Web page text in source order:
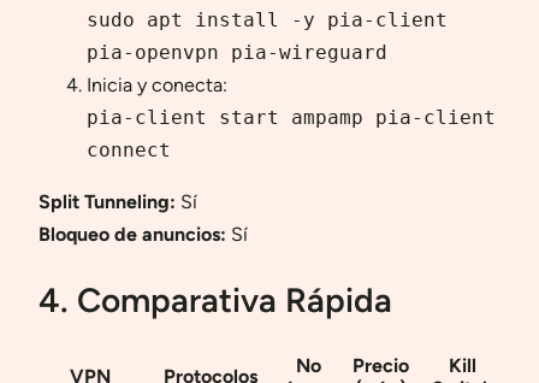
sudo apt install -y pia-client
pia-openvpn pia-wireguard
Inicia y conecta:
pia-client start ampamp pia-client
connect
Split Tunneling: Sí
Bloqueo de anuncios: Sí
4. Comparativa Rápida
VPN Protocolos
No
Precio
Kill